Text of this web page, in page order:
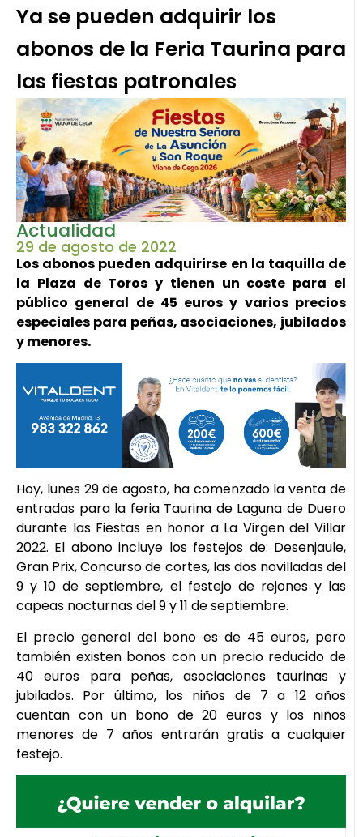
Ya se pueden adquirir los
abonos de la Feria Taurina para
las fiestas patronales
Actualidad
29 de agosto de 2022
Los abonos pueden adquirirse en la taquilla de
la Plaza de Toros y tienen un coste para el
público general de 45 euros y varios precios
especiales para peñas, asociaciones, jubilados
y menores.
Hoy, lunes 29 de agosto, ha comenzado la venta de
entradas para la feria Taurina de Laguna de Duero
durante las Fiestas en honor a La Virgen del Villar
2022. El abono incluye los festejos de: Desenjaule,
Gran Prix, Concurso de cortes, las dos novilladas del
9 y 10 de septiembre, el festejo de rejones y las
capeas nocturnas del 9 y 11 de septiembre.
El precio general del bono es de 45 euros, pero
también existen bonos con un precio reducido de
40 euros para peñas, asociaciones taurinas y
jubilados. Por último, los niños de 7 a 12 años
cuentan con un bono de 20 euros y los niños
menores de 7 años entrarán gratis a cualquier
festejo.